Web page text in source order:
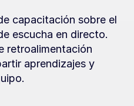
capacitación sobre el
escucha en directo.
retroalimentación
aprendizajes y